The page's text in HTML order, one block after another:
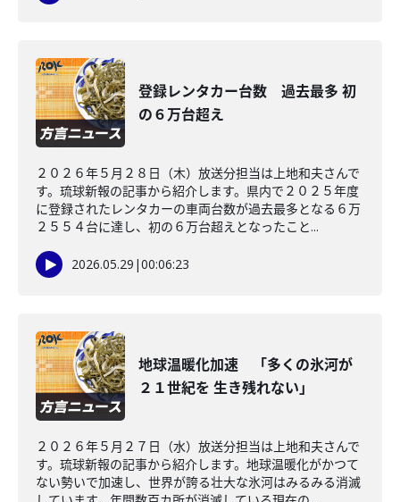
登録レンタカー台数 過去最多 初
の６万台超え
２０２６年５月２８日（木）放送分担当は上地和夫さんで
す。琉球新報の記事から紹介します。県内で２０２５年度
に登録されたレンタカーの車両台数が過去最多となる６万
２５５４台に達し、初の６万台超えとなったこと...
2026.05.29 |00:06:23
地球温暖化加速 「多くの氷河が
２１世紀を 生き残れない」
２０２６年５月２７日（水）放送分担当は上地和夫さんで
す。琉球新報の記事から紹介します。地球温暖化がかつて
ない勢いで加速し、世界が誇る壮大な氷河はみるみる消滅